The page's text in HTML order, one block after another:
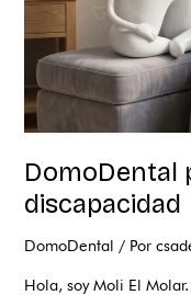
DomoDental
discapacidad
DomoDental / Por
Hola, soy Moli El